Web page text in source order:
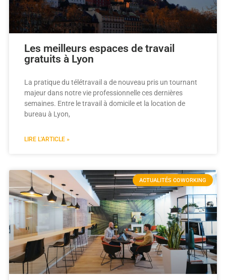
Les meilleurs espaces de travail
gratuits à Lyon
La pratique du télétravail a de nouveau pris un tournant
majeur dans notre vie professionnelle ces dernières
semaines. Entre le travail à domicile et la location de
bureau à Lyon,
LIRE L'ARTICLE »
ACTUALITÉS COWORKING